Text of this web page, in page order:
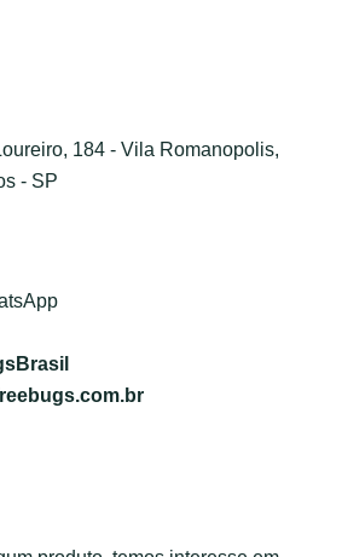
184 - Vila Romanopolis,
- SP